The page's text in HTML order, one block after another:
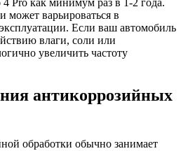
Pro как минимум раз в 1-2 года.
может варьироваться в
Если ваш автомобиль
влаги, соли или
увеличить частоту
антикоррозийных
обработки обычно занимает